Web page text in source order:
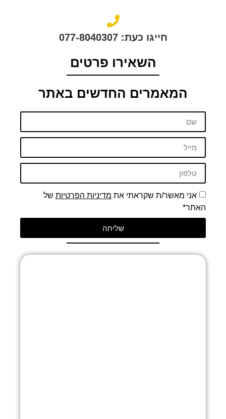
חייגו כעת: 077-8040307
השאירו פרטים
המאמרים החדשים באתר
אני מאשר/ת שקראתי את מדיניות הפרטיות של
האתר*
שליחה